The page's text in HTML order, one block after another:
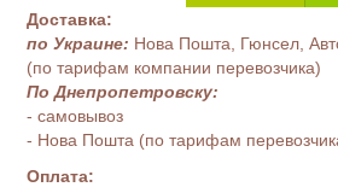
Доставка:
по Украине: Нова Пошта, Гюнсел,
(по тарифам компании перевозчика)
По Днепропетровску:
- самовывоз
- Нова Пошта (по тарифам
Оплата: